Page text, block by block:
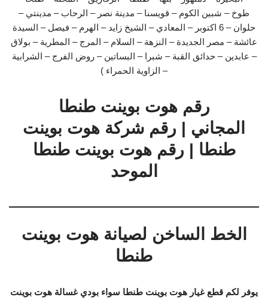
طوخ – شبين الكوم – قويسنا – مدينة نصر – الرحاب – مدينتي –
حلوان – 6 اكتوبر – المعادي – الشيخ زايد – الهرم – فيصل – السيدة
عائشة – مصر الجديدة – النزهة – السلام – المرج – المطرية – بولاق
– عابدين – حدائق القبة – شبرا – البساتين – روض الفرج – الشرابية
– الزاوية الحمراء )
رقم هوت بوينت طنطا
المجاني | رقم شركة هوت بوينت
طنطا | رقم هوت بوينت طنطا
الموحد
الخط الساخن لصيانة هوت بوينت
طنطا
يوفر لكم قطع غيار هوت بوينت طنطا سواء بودي غسالة هوت بوينت